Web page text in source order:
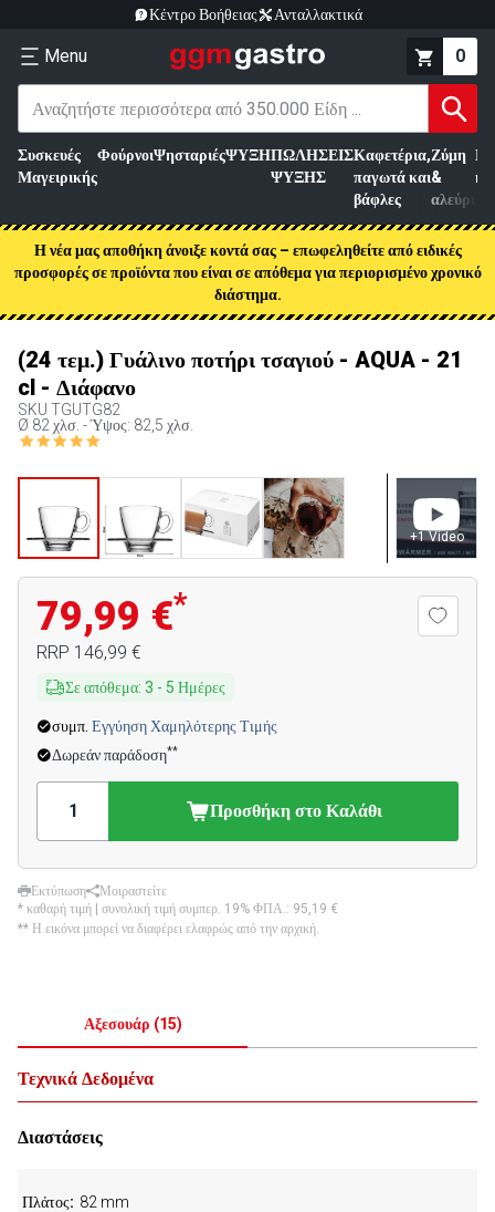
Κέντρο Βοήθειας Ανταλλακτικά
Menu 0
Συσκευές
Μαγειρικής
ΦούρνοιΨησταριέςΨΥΞΗΠΩΛΗΣΕΙΣ
ΨΥΞΗΣ
Καφετέρια,
παγωτά και
βάφλες
Ζύμη
&
αλεύρι
Η νέα μας αποθήκη άνοιξε κοντά σας – επωφεληθείτε από ειδικές
προσφορές σε προϊόντα που είναι σε απόθεμα για περιορισμένο χρονικό
διάστημα.
(24 τεμ.) Γυάλινο ποτήρι τσαγιού - AQUA - 21
cl - Διάφανο
SKU TGUTG82
Ø 82 χλσ. - Ύψος: 82,5 χλσ.
+1 Video
79,99 €*
RRP 146,99 €
Σε απόθεμα: 3 - 5 Ημέρες
συμπ. Εγγύηση Χαμηλότερης Τιμής
Δωρεάν παράδοση**
Προσθήκη στο Καλάθι
Εκτύπωση
Μοιραστείτε
* καθαρή τιμή | συνολική τιμή συμπερ. 19% ΦΠΑ.: 95,19 €
** Η εικόνα μπορεί να διαφέρει ελαφρώς από την αρχική.
Αξεσουάρ (15)
Τεχνικά Δεδομένα
Διαστάσεις
Πλάτος 82 mm